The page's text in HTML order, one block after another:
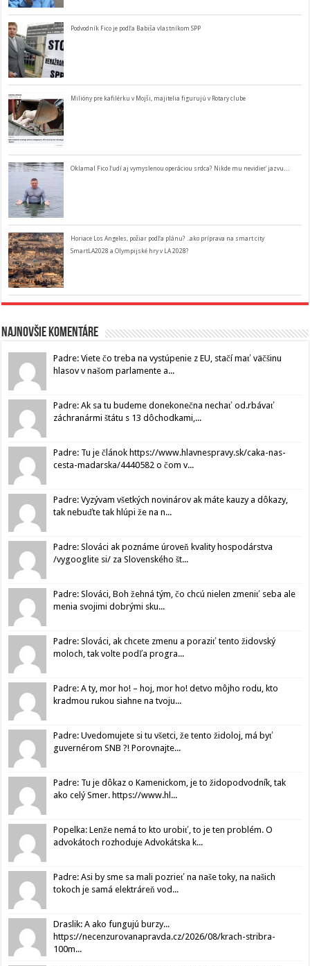
Podvodník Fico je podľa Babiša vlastníkom SPP
Milióny pre kafilérku v Mojši, majitelia figurujú v Rotary clube
Oklamal Fico ľudí aj vymyslenou operáciou srdca? Nikde mu nevidieť jazvu…
Horiace Los Angeles, požiar podľa plánu? ..ako príprava na smart city
SmartLA2028 a Olympijské hry v LA 2028?
Najnovšie komentáre
Padre: Viete čo treba na vystúpenie z EU, stačí mať väčšinu
hlasov v našom parlamente a...
Padre: Ak sa tu budeme donekonečna nechať od.rbávať
záchranármi štátu s 13 dôchodkami,...
Padre: Tu je článok https://www.hlavnespravy.sk/caka-nas-
cesta-madarska/4440582 o čom v...
Padre: Vyzývam všetkých novinárov ak máte kauzy a dôkazy,
tak nebuďte tak hlúpi že na n...
Padre: Slováci ak poznáme úroveň kvality hospodárstva
/vygooglite si/ za Slovenského št...
Padre: Slováci, Boh žehná tým, čo chcú nielen zmeniť seba ale
menia svojimi dobrými sku...
Padre: Slováci, ak chcete zmenu a poraziť tento židovský
moloch, tak volte podľa progra...
Padre: A ty, mor ho! – hoj, mor ho! detvo môjho rodu, kto
kradmou rukou siahne na tvoju...
Padre: Uvedomujete si tu všetci, že tento židoloj, má byť
guvernérom SNB ?! Porovnajte...
Padre: Tu je dôkaz o Kamenickom, je to židopodvodník, tak
ako celý Smer. https://www.hl...
Popelka: Lenže nemá to kto urobiť, to je ten problém. O
advokátoch rozhoduje Advokátska k...
Padre: Asi by sme sa mali pozrieť na naše toky, na našich
tokoch je samá elektráreň vod...
Draslik: A ako fungujú burzy...
https://necenzurovanapravda.cz/2026/08/krach-stribra-
100m...